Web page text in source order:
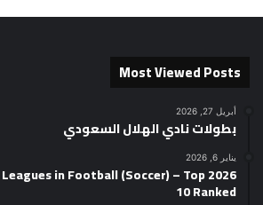
Most Viewed Posts
أبريل 27, 2026
بطولات نادي الهلال السعودي
يناير 6, 2026
Leagues in Football (Soccer) – Top
10 Ranked